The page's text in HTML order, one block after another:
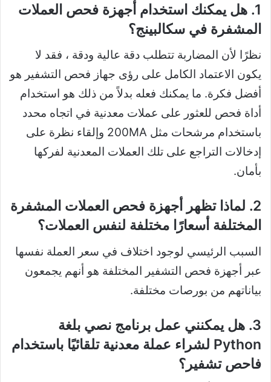
1. هل يمكنك استخدام أجهزة فحص العملات
المشفرة في سكالبينج؟
نظرًا لأن المضاربة تتطلب دقة عالية ودقة ، فقد لا
يكون الاعتماد الكامل على رؤى جهاز فحص التشفير هو
أفضل فكرة. ما يمكنك فعله بدلاً من ذلك هو استخدام
أداة فحص للعثور على عملات معدنية في اتجاه محدد
باستخدام مرشحات مثل 200MA وإلقاء نظرة على
إدخالات التراجع على تلك العملات المعدنية لفركها
بأمان.
2. لماذا تظهر أجهزة فحص العملات المشفرة
المختلفة أسعارًا مختلفة لنفس العملات؟
السبب الرئيسي لوجود اختلاف في سعر العملة نفسها
عبر أجهزة فحص التشفير المختلفة هو أنهم يجمعون
بياناتهم من بورصات مختلفة.
3. هل يمكنني عمل برنامج نصي بلغة
Python لشراء عملة معدنية تلقائيًا باستخدام
فاحص تشفير؟